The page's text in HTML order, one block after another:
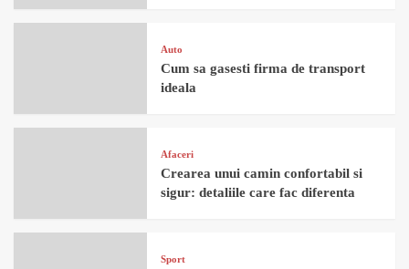
Auto
Cum sa gasesti firma de transport
ideala
Afaceri
Crearea unui camin confortabil si
sigur: detaliile care fac diferenta
Sport